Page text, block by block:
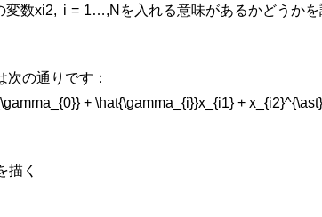
変数xi2, i = 1…,N を入れる意味があるかどうか
の通りです：
+ \hat{\gamma_{i}}x_{i1} +
描く